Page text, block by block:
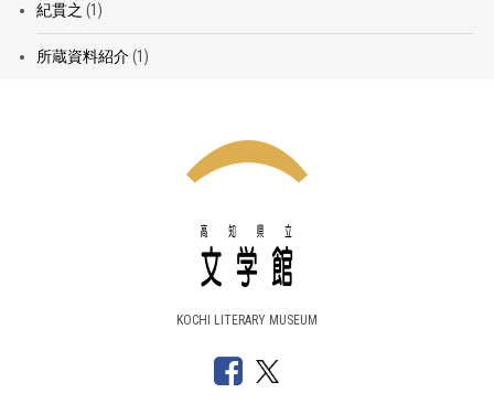
紀貫之 (1)
所蔵資料紹介(1)
KOCHI LITERARY MUSEUM